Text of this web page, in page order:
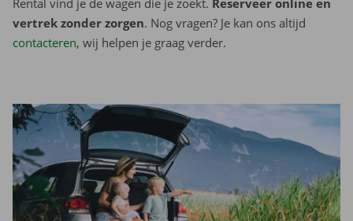
Rental vind je de wagen die je zoekt. Reserveer online en
vertrek zonder zorgen. Nog vragen? Je kan ons altijd
contacteren, wij helpen je graag verder.